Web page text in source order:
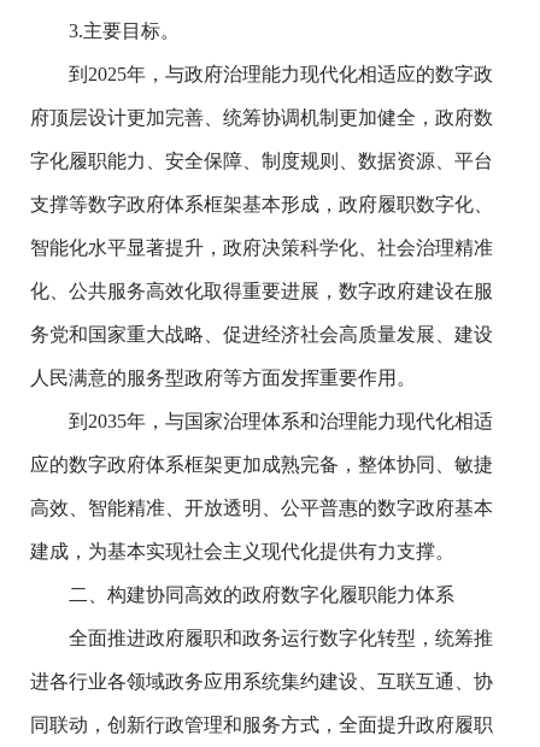
3.主要目标。
到2025年，与政府治理能力现代化相适应的数字政
府顶层设计更加完善、统筹协调机制更加健全，政府数
字化履职能力、安全保障、制度规则、数据资源、平台
支撑等数字政府体系框架基本形成，政府履职数字化、
智能化水平显著提升，政府决策科学化、社会治理精准
化、公共服务高效化取得重要进展，数字政府建设在服
务党和国家重大战略、促进经济社会高质量发展、建设
人民满意的服务型政府等方面发挥重要作用。
到2035年，与国家治理体系和治理能力现代化相适
应的数字政府体系框架更加成熟完备，整体协同、敏捷
高效、智能精准、开放透明、公平普惠的数字政府基本
建成，为基本实现社会主义现代化提供有力支撑。
二、构建协同高效的政府数字化履职能力体系
全面推进政府履职和政务运行数字化转型，统筹推
进各行业各领域政务应用系统集约建设、互联互通、协
同联动，创新行政管理和服务方式，全面提升政府履职